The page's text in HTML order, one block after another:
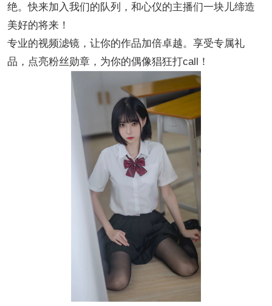
绝。快来加入我们的队列，和心仪的主播们一块儿缔造
美好的将来！
专业的视频滤镜，让你的作品加倍卓越。享受专属礼
品，点亮粉丝勋章，为你的偶像猖狂打call！